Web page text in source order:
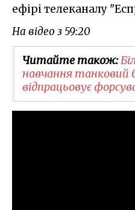
ефірі телеканалу
На відео з 59:20
Читайте також:
навчання танковий
відпрацьовує